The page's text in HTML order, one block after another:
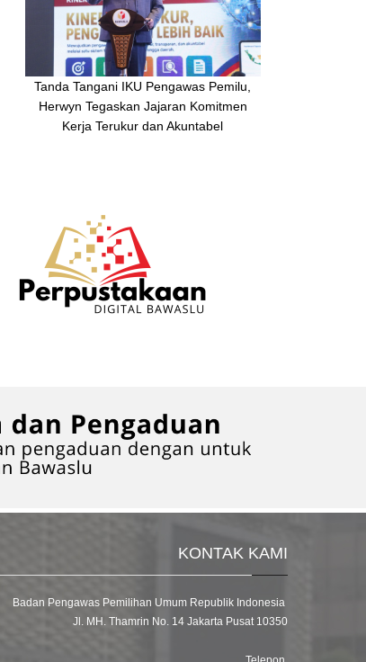
Tanda Tangani IKU Pengawas Pemilu,
Herwyn Tegaskan Jajaran Komitmen
Kerja Terukur dan Akuntabel
KONTAK KAMI
Badan Pengawas Pemilihan Umum Republik Indonesia
Jl. MH. Thamrin No. 14 Jakarta Pusat 10350